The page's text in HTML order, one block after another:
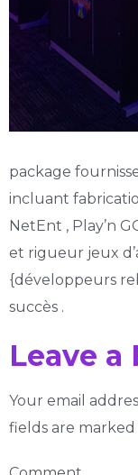
package
incluant
NetEnt , Play’n
et rigueur jeux
{développeurs
succès .
Leave a
Your email
fields are marked